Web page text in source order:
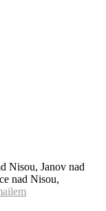
Nisou, Janov nad
nad Nisou,